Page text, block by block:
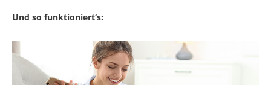
Und so funktioniert‘s: